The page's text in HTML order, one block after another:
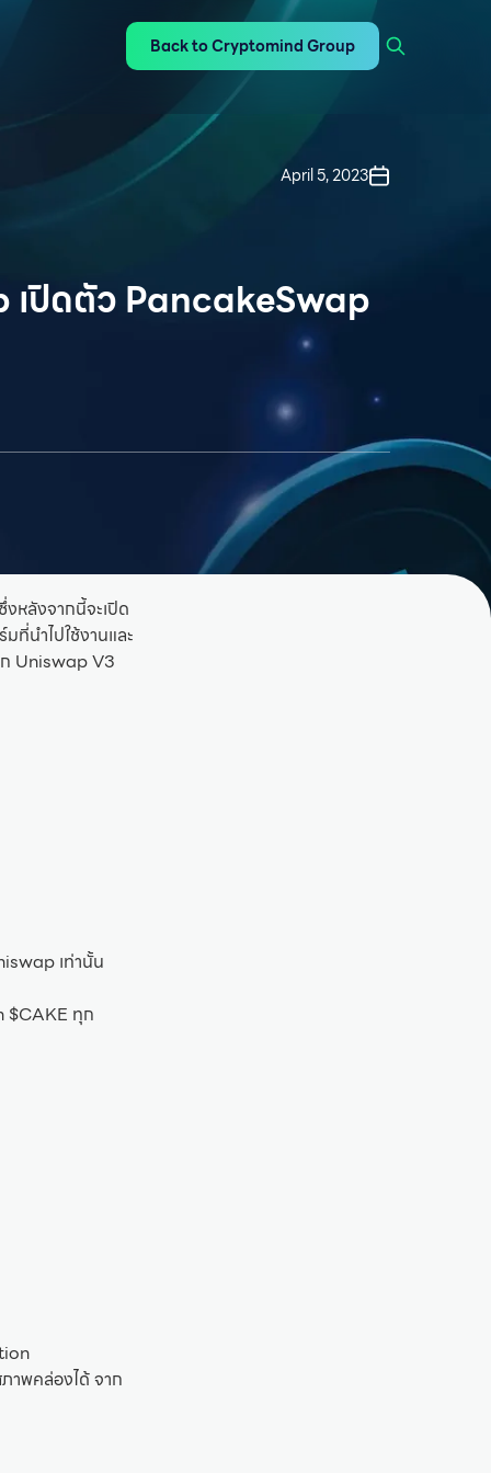
Back to Cryptomind Group
April 5, 2023
เปิดตัว PancakeSwap
หลังจากนี้จะเปิด
นำไปใช้งานและ
Uniswap V3
เท่านั้น
$CAKE ทุก
าพคล่องได้ จาก